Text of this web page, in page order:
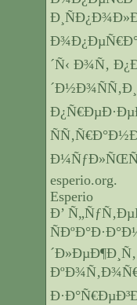
´Ñ‹ Ð¾Ñ‚
esperio.org.
Esperio
Ð’